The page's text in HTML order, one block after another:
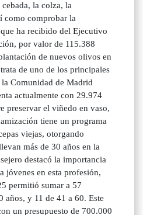
la colza, la
como comprobar la
ha recibido del Ejecutivo
por valor de 115.388
de nuevos olivos en
de uno de los principales
Comunidad de Madrid
actualmente con 29.974
preservar el viñedo en vaso,
tiene un programa
viejas, otorgando
más de 30 años en la
destacó la importancia
jóvenes en esta profesión,
permitió sumar a 57
años, y 11 de 41 a 60. Este
un presupuesto de 700.000